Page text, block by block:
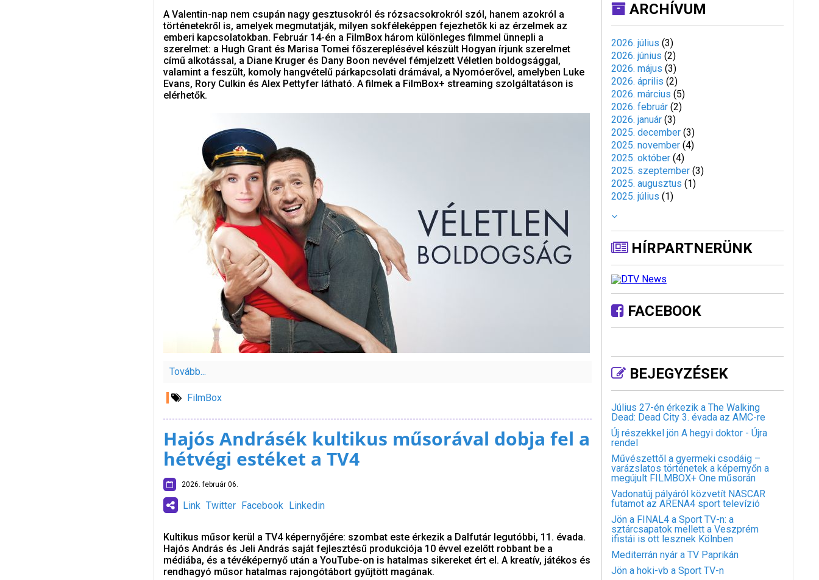
A Valentin-nap nem csupán nagy gesztusokról és rózsacsokrokról szól, hanem azokról a
történetekről is, amelyek megmutatják, milyen sokféleképpen fejezhetők ki az érzelmek az
emberi kapcsolatokban. Február 14-én a FilmBox három különleges filmmel ünnepli a
szerelmet: a Hugh Grant és Marisa Tomei főszereplésével készült Hogyan írjunk szerelmet
című alkotással, a Diane Kruger és Dany Boon nevével fémjelzett Véletlen boldogsággal,
valamint a feszült, komoly hangvételű párkapcsolati drámával, a Nyomóerővel, amelyben Luke
Evans, Rory Culkin és Alex Pettyfer látható. A filmek a FilmBox+ streaming szolgáltatáson is
elérhetők.
Tovább...
FilmBox
Hajós Andrásék kultikus műsorával dobja fel a
hétvégi estéket a TV4
2026. február 06.
Link Twitter Facebook Linkedin
Kultikus műsor kerül a TV4 képernyőjére: szombat este érkezik a Dalfutár legutóbbi, 11. évada.
Hajós András és Jeli András saját fejlesztésű produkciója 10 évvel ezelőtt robbant be a
médiába, és a tévéképernyő után a YouTube-on is hatalmas sikereket ért el. A kreatív, játékos és
rendhagyó műsor hatalmas rajongótábort gyűjtött magának.
ARCHÍVUM
2026. július (3)
2026. június (2)
2026. május (3)
2026. április (2)
2026. március (5)
2026. február (2)
2026. január (3)
2025. december (3)
2025. november (4)
2025. október (4)
2025. szeptember (3)
2025. augusztus (1)
2025. július (1)
HÍRPARTNERÜNK
FACEBOOK
BEJEGYZÉSEK
Július 27-én érkezik a The Walking
Dead: Dead City 3. évada az AMC-re
Új részekkel jön A hegyi doktor - Újra
rendel
Művészettől a gyermeki csodáig –
varázslatos történetek a képernyőn a
megújult FILMBOX+ One műsorán
Vadonatúj pályáról közvetít NASCAR
futamot az ARENA4 sport televízió
Jön a FINAL4 a Sport TV-n: a
sztárcsapatok mellett a Veszprém
ifistái is ott lesznek Kölnben
Mediterrán nyár a TV Paprikán
Jön a hoki-vb a Sport TV-n